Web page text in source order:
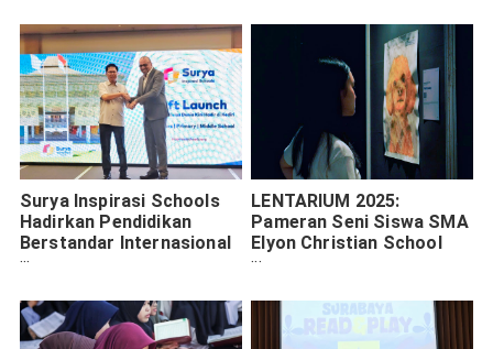
Surya Inspirasi Schools
Hadirkan Pendidikan
Berstandar Internasional
di Kediri dengan
LENTARIUM 2025:
Pameran Seni Siswa SMA
Elyon Christian School
Surabaya Wadahi